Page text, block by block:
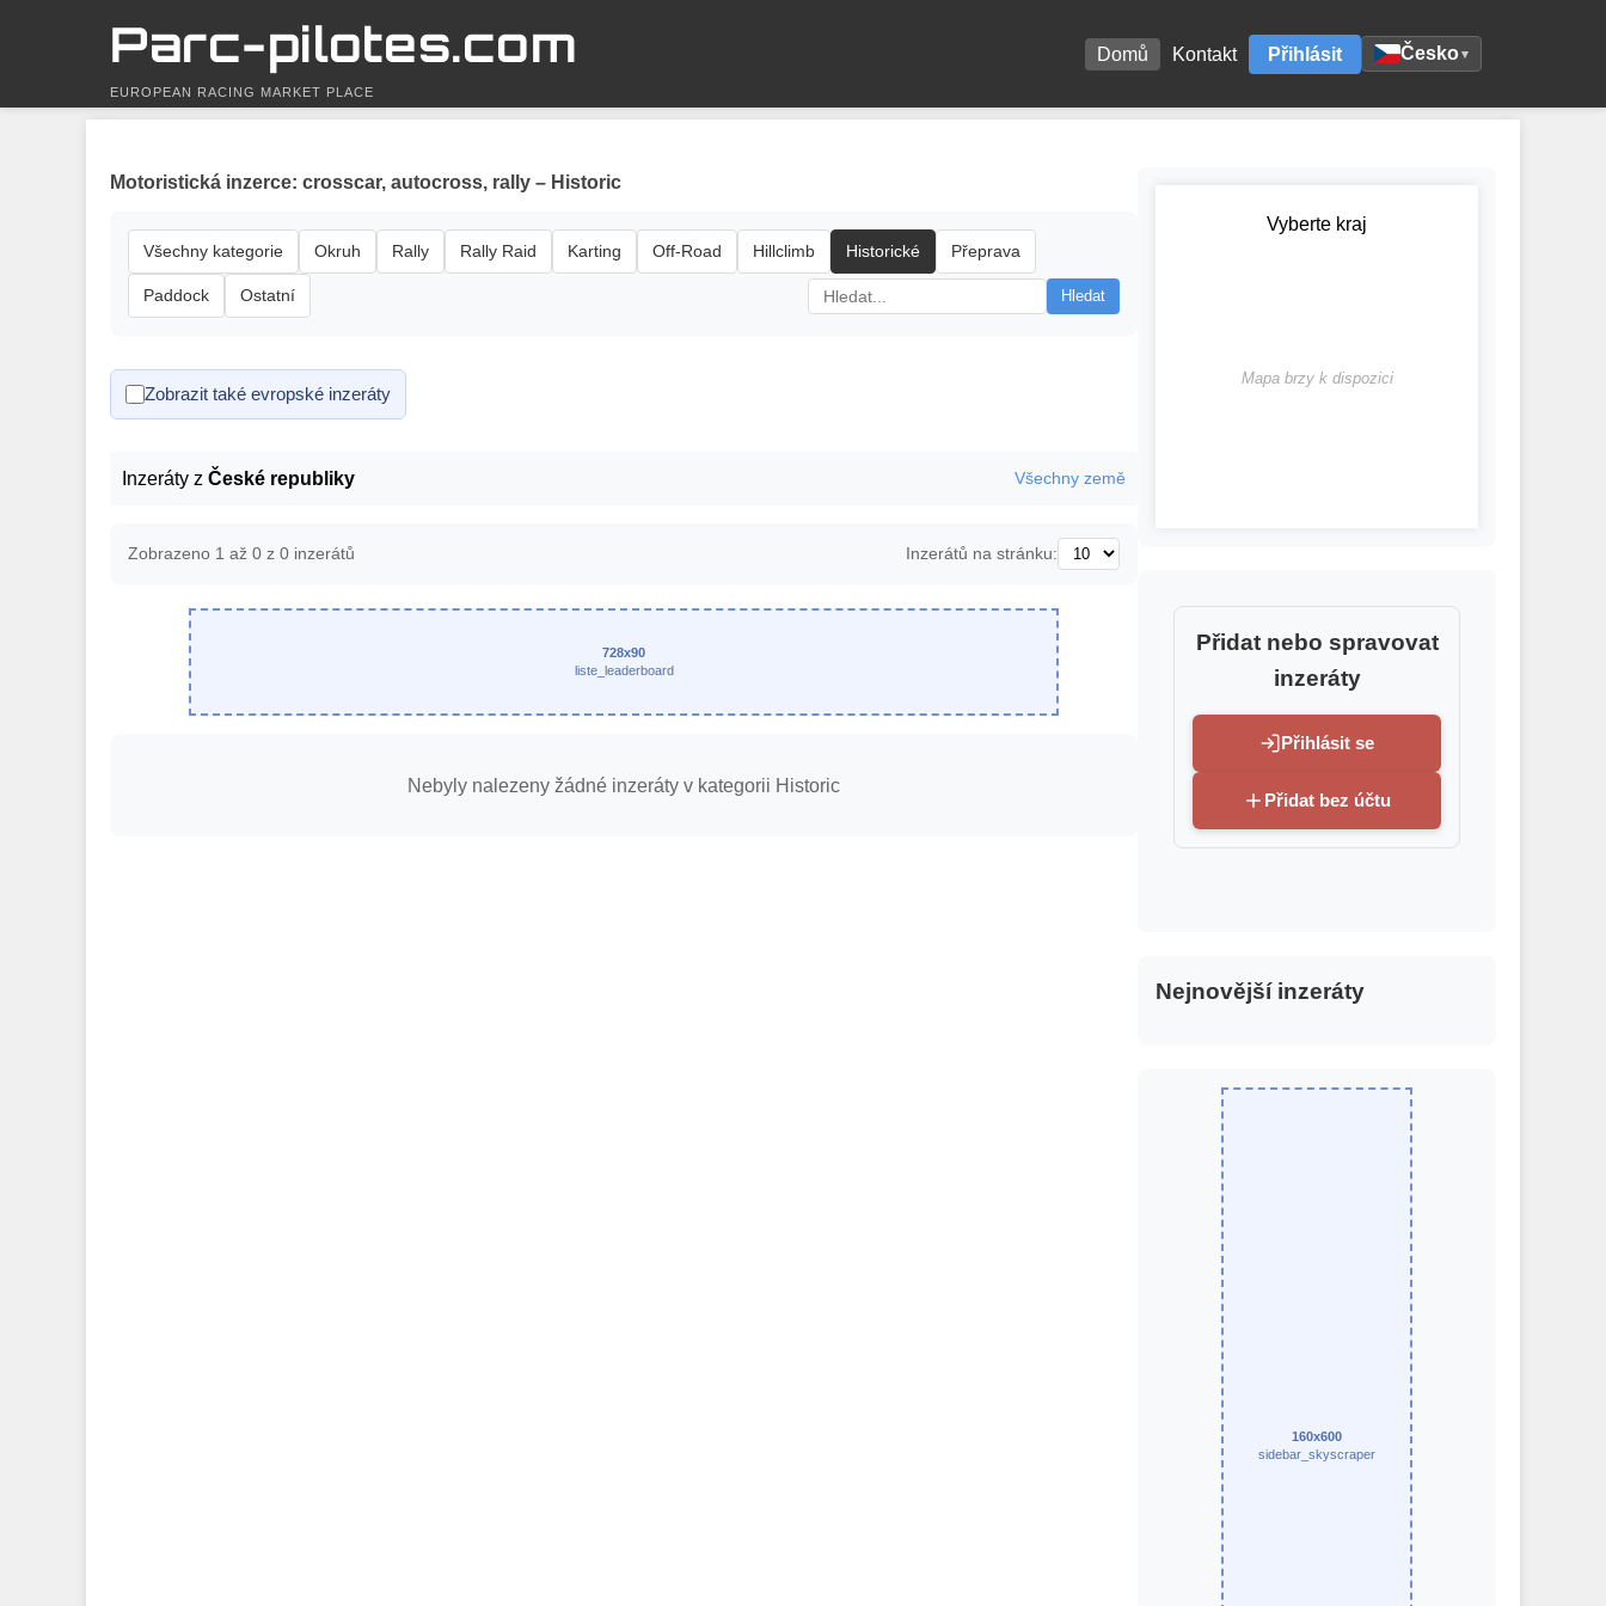
Parc-pilotes.com
EUROPEAN RACING MARKET PLACE
Domů Kontakt Přihlásit Česko▾
Motoristická inzerce: crosscar, autocross, rally – Historic
Všechny kategorie Okruh Rally Rally Raid Karting Off-Road Hillclimb Historické Přeprava
Paddock Ostatní Hledat
Zobrazit také evropské inzeráty
Inzeráty z České republiky Všechny země
Zobrazeno 1 až 0 z 0 inzerátů Inzerátů na stránku:
728x90
liste_leaderboard
Nebyly nalezeny žádné inzeráty v kategorii Historic
Vyberte kraj
Mapa brzy k dispozici
Přidat nebo spravovat
inzeráty
Přihlásit se
Přidat bez účtu
Nejnovější inzeráty
160x600
sidebar_skyscraper